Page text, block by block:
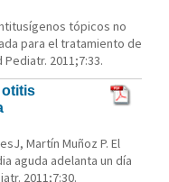
tópicos no
para el tratamiento de
2011;7:33.
otitis
Martín Muñoz P. El
aguda adelanta un día
2011;7:30.